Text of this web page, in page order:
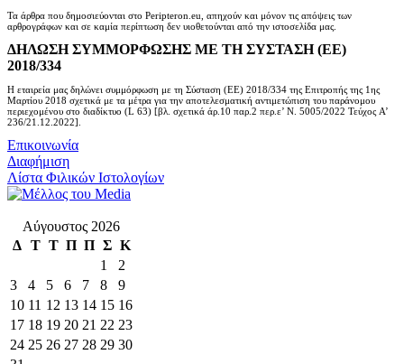
Τα άρθρα που δημοσιεύονται στο Peripteron.eu, απηχούν και μόνον τις απόψεις των
αρθρογράφων και σε καμία περίπτωση δεν υιοθετούνται από την ιστοσελίδα μας.
ΔΗΛΩΣΗ ΣΥΜΜΟΡΦΩΣΗΣ ΜΕ ΤΗ ΣΥΣΤΑΣΗ (ΕΕ)
2018/334
Η εταιρεία μας δηλώνει συμμόρφωση με τη Σύσταση (ΕΕ) 2018/334 της Επιτροπής της 1ης
Μαρτίου 2018 σχετικά με τα μέτρα για την αποτελεσματική αντιμετώπιση του παράνομου
περιεχομένου στο διαδίκτυο (L 63) [βλ. σχετικά άρ.10 παρ.2 περ.ε’ Ν. 5005/2022 Τεύχος A’
236/21.12.2022].
Επικοινωνία
Διαφήμιση
Λίστα Φιλικών Ιστολογίων
Αύγουστος 2026
Δ Τ Τ Π Π Σ Κ
1
2
3
4 5 6 7 8
9
10 11 12 13 14 15 16
17 18 19 20 21 22 23
24 25 26 27 28 29 30